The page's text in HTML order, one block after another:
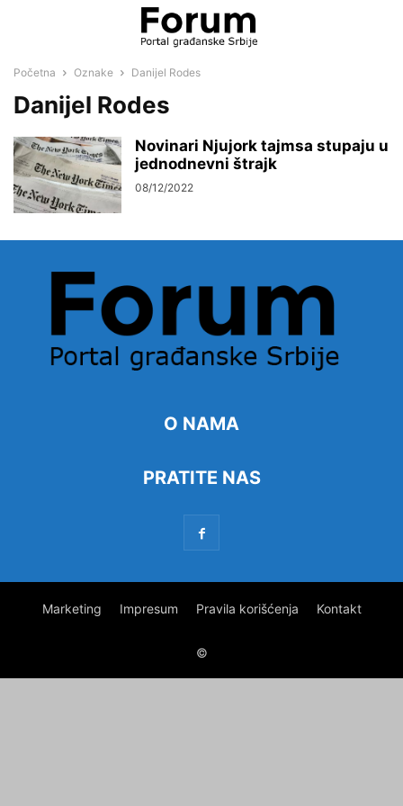
Početna Oznake Danijel Rodes
Danijel Rodes
Novinari Njujork tajmsa stupaju u
jednodnevni štrajk
08/12/2022
O NAMA
PRATITE NAS
Marketing Impresum Pravila korišćenja Kontakt
©